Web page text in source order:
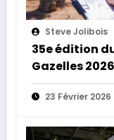
Steve Jolibois
35e édition
Gazelles
23 Février 2026